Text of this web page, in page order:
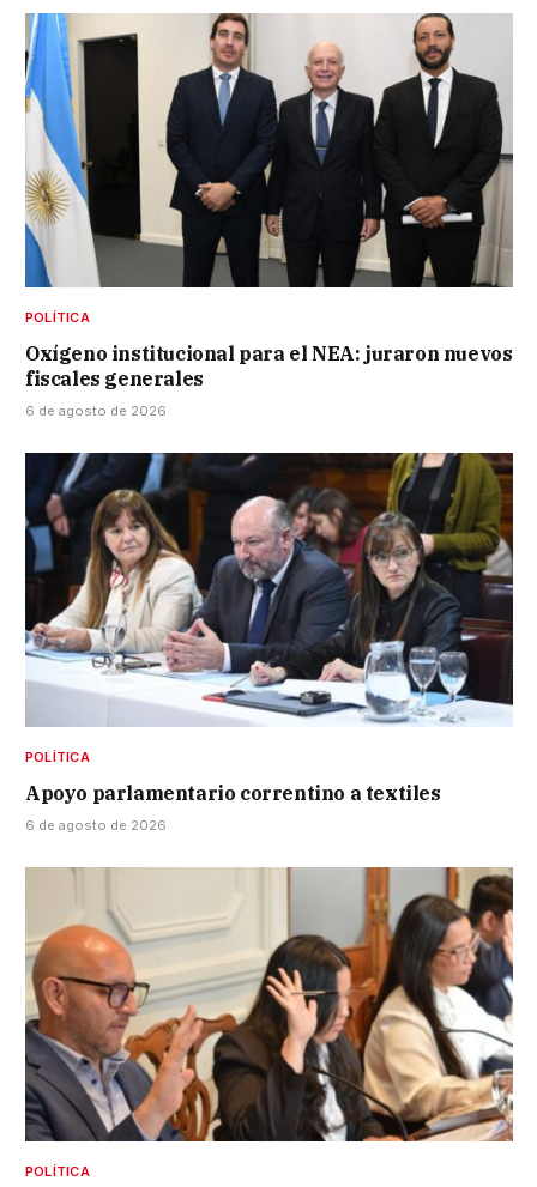
POLÍTICA
Oxígeno institucional para el NEA: juraron nuevos
fiscales generales
6 de agosto de 2026
POLÍTICA
Apoyo parlamentario correntino a textiles
6 de agosto de 2026
POLÍTICA